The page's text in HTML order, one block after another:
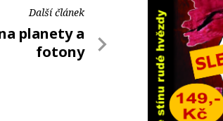
Další článek
planety a
fotony